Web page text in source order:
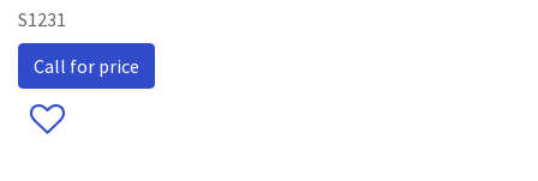
S1231
Call for price